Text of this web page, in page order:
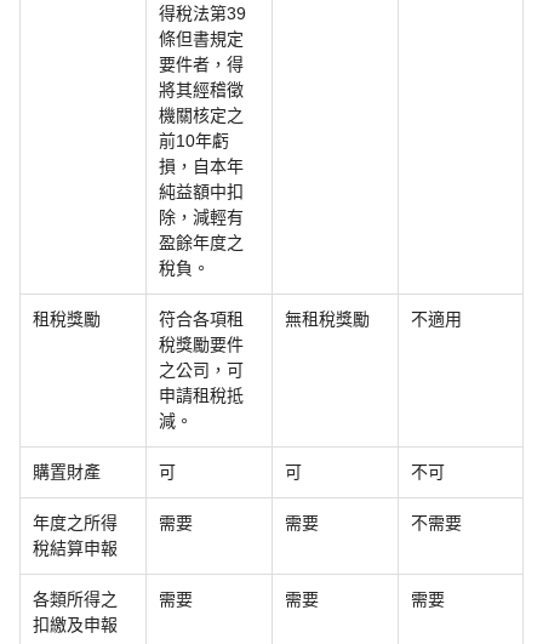
得稅法第39
條但書規定
要件者，得
將其經稽徵
機關核定之
前10年虧
損，自本年
純益額中扣
除，減輕有
盈餘年度之
稅負。
租稅獎勵
符合各項租
稅獎勵要件
之公司，可
申請租稅抵
減。
無租稅獎勵 不適用
購置財產 可 可 不可
年度之所得
稅結算申報
需要 需要 不需要
各類所得之
扣繳及申報
需要 需要 需要